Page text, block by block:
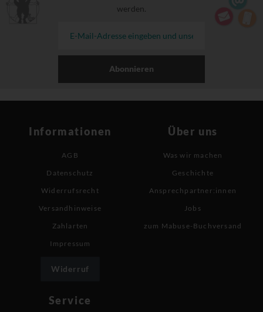
werden.
Abonnieren
Informationen
AGB
Datenschutz
Widerrufsrecht
Versandhinweise
Zahlarten
Impressum
Widerruf
Über uns
Was wir machen
Geschichte
Ansprechpartner:innen
Jobs
zum Mabuse-Buchversand
Service